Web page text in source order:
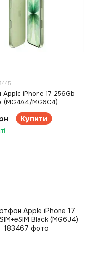
iPhone 17 256Gb
(MG4A4/MG6C4)
Купити